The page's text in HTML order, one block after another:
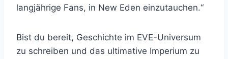
langjährige Fans, in New Eden einzutauchen.“
Bist du bereit, Geschichte im EVE-Universum
zu schreiben und das ultimative Imperium zu